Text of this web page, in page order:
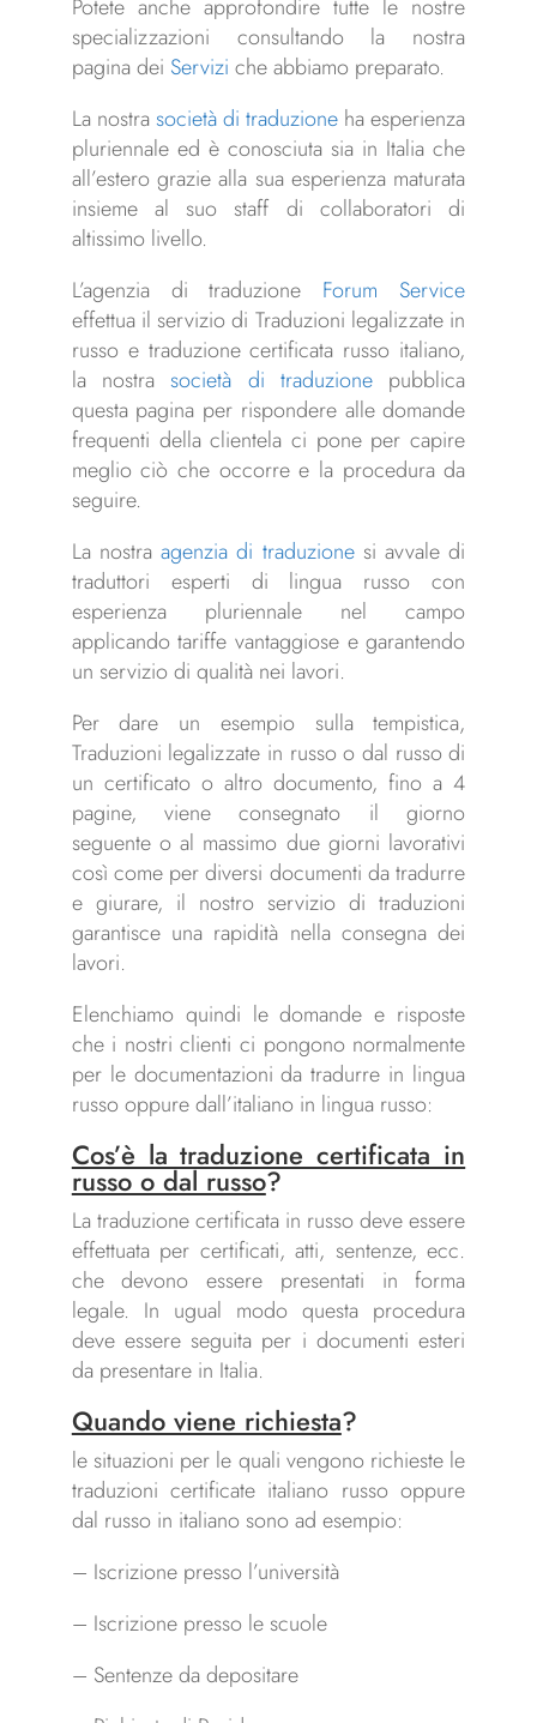
Potete anche approfondire tutte le nostre
specializzazioni consultando la nostra
pagina dei Servizi che abbiamo preparato.
La nostrasocietà di traduzione ha esperienza
pluriennale ed è conosciuta sia in Italia che
all’estero grazie alla sua esperienza maturata
insieme al suo staff di collaboratori di
altissimo livello.
L’agenzia di traduzione Forum Service
effettua il servizio di Traduzioni legalizzate in
russo e traduzione certificata russo italiano,
la nostrasocietà di traduzionepubblica
questa pagina per rispondere alle domande
frequenti della clientela ci pone per capire
meglio ciò che occorre e la procedura da
seguire.
La nostraagenzia di traduzionesi avvale di
traduttori esperti di lingua russo con
esperienza pluriennale nel campo
applicando tariffe vantaggiose e garantendo
un servizio di qualità nei lavori.
Per dare un esempio sulla tempistica,
Traduzioni legalizzate in russo o dal russo di
un certificato o altro documento, fino a 4
pagine, viene consegnato il giorno
seguente o al massimo due giorni lavorativi
così come per diversi documenti da tradurre
e giurare, il nostro servizio di traduzioni
garantisce una rapidità nella consegna dei
lavori.
Elenchiamo quindi le domande e risposte
che i nostri clienti ci pongono normalmente
per le documentazioni da tradurre in lingua
russo oppure dall’italiano in lingua russo:
Cos’è la traduzione certificata in
russo o dal russo?
La traduzione certificata in russo deve essere
effettuata per certificati, atti, sentenze, ecc.
che devono essere presentati in forma
legale. In ugual modo questa procedura
deve essere seguita per i documenti esteri
da presentare in Italia.
Quando viene richiesta?
le situazioni per le quali vengono richieste le
traduzioni certificate italiano russo oppure
dal russo in italiano sono ad esempio:
– Iscrizione presso l’università
– Iscrizione presso le scuole
– Sentenze da depositare